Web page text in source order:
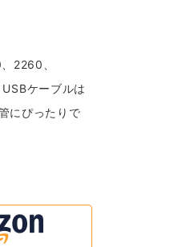
2260、
ケーブルは
にぴったりで